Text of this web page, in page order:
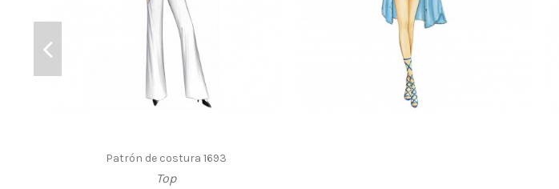
Patrón de costura 1693
Top